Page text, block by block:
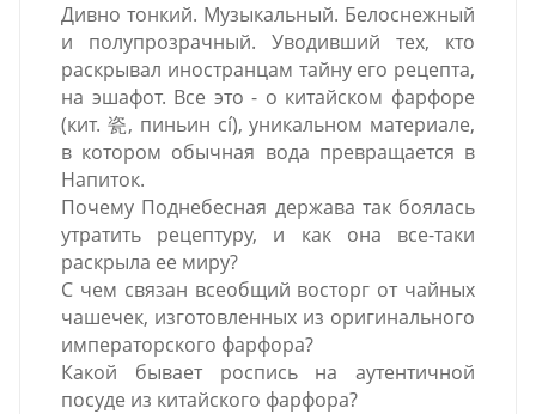
Дивно тонкий. Музыкальный. Белоснежный
и полупрозрачный. Уводивший тех, кто
раскрывал иностранцам тайну его рецепта,
на эшафот. Все это - о китайском фарфоре
(кит. 瓷, пиньин cí), уникальном материале,
в котором обычная вода превращается в
Напиток.
Почему Поднебесная держава так боялась
утратить рецептуру, и как она все-таки
раскрыла ее миру?
С чем связан всеобщий восторг от чайных
чашечек, изготовленных из оригинального
императорского фарфора?
Какой бывает роспись на аутентичной
посуде из китайского фарфора?